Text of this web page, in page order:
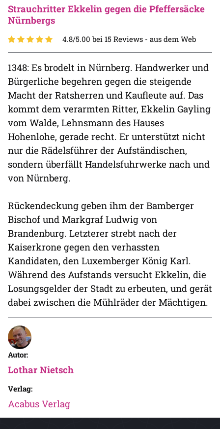
Strauchritter Ekkelin gegen die Pfeffersäcke
Nürnbergs
4.8/5.00 bei 15 Reviews - aus dem Web
1348: Es brodelt in Nürnberg. Handwerker und
Bürgerliche begehren gegen die steigende
Macht der Ratsherren und Kaufleute auf. Das
kommt dem verarmten Ritter, Ekkelin Gayling
vom Walde, Lehnsmann des Hauses
Hohenlohe, gerade recht. Er unterstützt nicht
nur die Rädelsführer der Aufständischen,
sondern überfällt Handelsfuhrwerke nach und
von Nürnberg.
Rückendeckung geben ihm der Bamberger
Bischof und Markgraf Ludwig von
Brandenburg. Letzterer strebt nach der
Kaiserkrone gegen den verhassten
Kandidaten, den Luxemberger König Karl.
Während des Aufstands versucht Ekkelin, die
Losungsgelder der Stadt zu erbeuten, und gerät
dabei zwischen die Mühlräder der Mächtigen.
Autor:
Lothar Nietsch
Verlag:
Acabus Verlag